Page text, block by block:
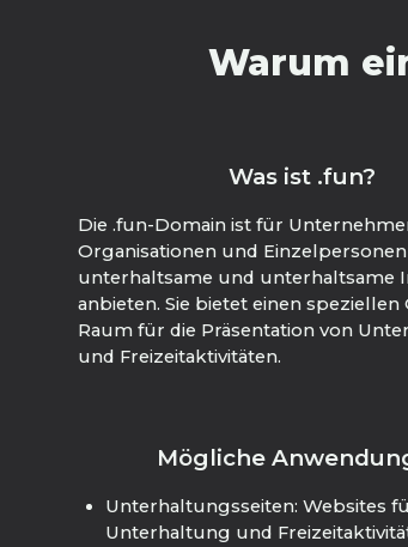
Warum
Was ist .fun?
Die .fun-Domain ist für
Organisationen und
unterhaltsame und unterhaltsame
anbieten. Sie bietet einen speziellen
Raum für die Präsentation von
und Freizeitaktivitäten.
Mögliche
Unterhaltungsseiten: Websites
Unterhaltung und